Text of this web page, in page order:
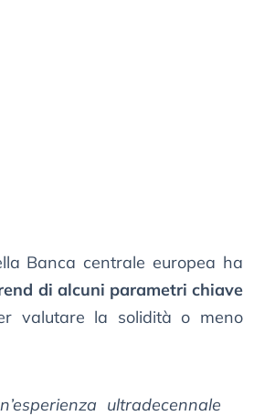
Banca centrale europea ha
di alcuni parametri chiave
valutare la solidità o meno
ultradecennale